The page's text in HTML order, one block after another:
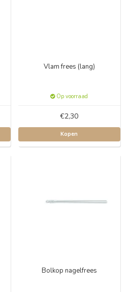
Vlam frees (lang)
Op voorraad
€2,30
Kopen
Bolkop nagelfrees